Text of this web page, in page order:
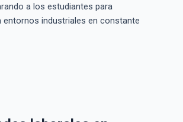
a los estudiantes para
entornos industriales en constante